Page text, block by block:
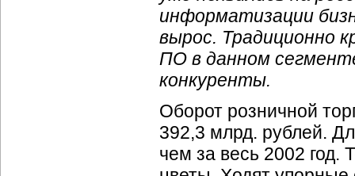
информатизации
вырос. Традиционно
ПО в данном
конкуренты.
Оборот розничной
392,3 млрд. рублей.
чем за весь 2002 год.